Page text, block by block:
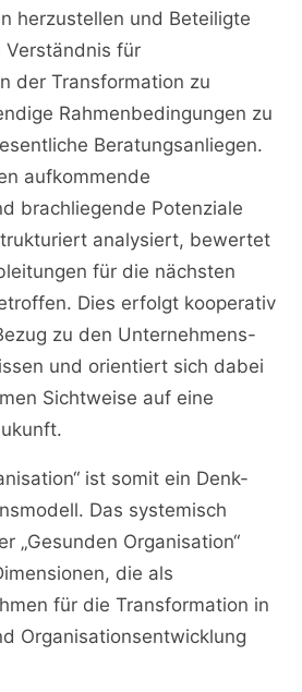
herzustellen und Beteiligte
Verständnis für
der Transformation zu
Rahmenbedingungen zu
Beratungsanliegen.
aufkommende
brachliegende Potenziale
analysiert, bewertet
für die nächsten
Dies erfolgt kooperativ
zu den Unternehmens-
und orientiert sich dabei
Sichtweise auf eine
ist somit ein Denk-
Das systemisch
„Gesunden Organisation“
die als
für die Transformation in
Organisationsentwicklung